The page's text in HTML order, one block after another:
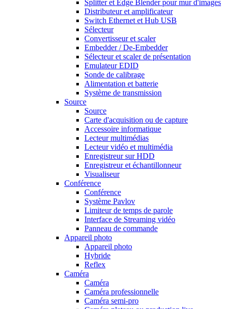
Splitter et Edge Blender pour mur d'images
Distributeur et amplificateur
Switch Ethernet et Hub USB
Sélecteur
Convertisseur et scaler
Embedder / De-Embedder
Sélecteur et scaler de présentation
Emulateur EDID
Sonde de calibrage
Alimentation et batterie
Système de transmission
Source
Source
Carte d'acquisition ou de capture
Accessoire informatique
Lecteur multimédias
Lecteur vidéo et multimédia
Enregistreur sur HDD
Enregistreur et échantillonneur
Visualiseur
Conférence
Conférence
Système Pavlov
Limiteur de temps de parole
Interface de Streaming vidéo
Panneau de commande
Appareil photo
Appareil photo
Hybride
Reflex
Caméra
Caméra
Caméra professionnelle
Caméra semi-pro